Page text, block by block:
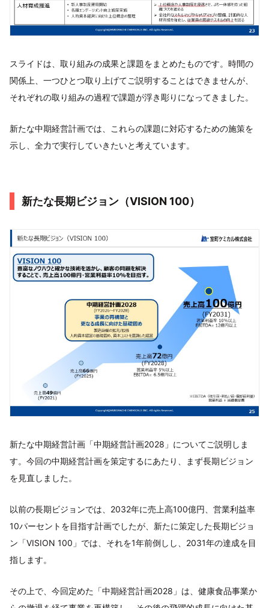
スライドは、取り組みの成果と課題をまとめたものです。時間の
関係上、一つひとつ取り上げてご説明することはできませんが、
それぞれの取り組みの過程で課題が浮き彫りになってきました。
新たな中期経営計画では、これらの課題に対応するための施策を
示し、全力で実行していきたいと考えています。
新たな長期ビジョン（VISION 100）
新たな中期経営計画「中期経営計画2028」についてご説明しま
す。今回の中期経営計画を策定するにあたり、まず長期ビジョン
を見直しました。
以前の長期ビジョンでは、2032年に売上高100億円、営業利益率
10パーセントを目指す計画でしたが、新たに策定した長期ビジョ
ン「VISION 100」では、それを1年前倒しし、2031年の達成を目
指します。
その上で、今回定めた「中期経営計画2028」は、健康食品事業か